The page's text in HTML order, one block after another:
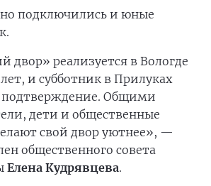
подключились и юные
двор» реализуется в Вологде
и субботник в Прилуках
Общими
дети и общественные
свой двор уютнее», —
общественного совета
Елена Кудрявцева.